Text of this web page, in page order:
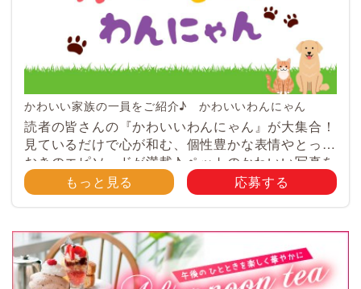
かわいい家族の一員をご紹介♪ かわいいわんにゃん
読者の皆さんの『かわいいわんにゃん』が大集合！
見ているだけで心が和む、個性豊かな表情やとって
おきのエピソードが満載♪ ペットのかわいい写真を
大募集！ みなさんのご自慢のペット写真や動画を
大募集！ 携帯電話・スマホ等で撮影 […]
もっと見る 応募する